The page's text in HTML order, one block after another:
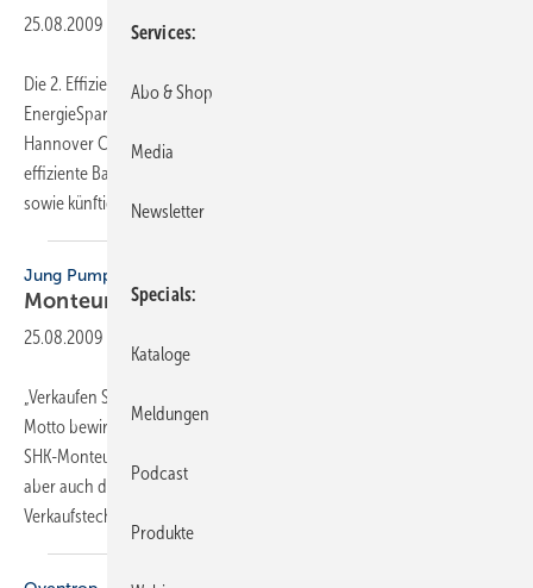
25.08.2009
Die 2. Effizienz-Tagung mit der begleitenden Fachmesse
EnergieSparTage präsentiert vom 13. bis 14. November 2009 im
Hannover Congress Centrum (HCC) innovative Lösungen für das
effiziente Bauen und Modernisieren. Kernthemen sind die derzeitigen
sowie künftigen rechtlichen Rahmenbedingungen
Jung Pumpen
Monteurseminar
25.08.2009
„Verkaufen Sie gut – Ihren Service und sich selbst!“ – unter diesem
Motto bewirbt Jung Pumpen derzeit ein neues Seminarangebot für
SHK-Monteure. Themeninhalte sind die handwerkliche Kompetenz,
aber auch die Kundenansprache und die Entwicklung aktiver
Verkaufstechniken. Die
Services
Abo & Shop
Media
Newsletter
Specials
Kataloge
Meldungen
Podcast
Produkte